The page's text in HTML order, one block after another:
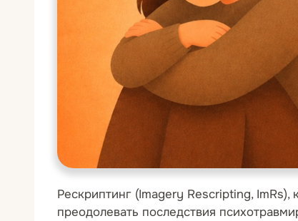
Рескриптинг (Imagery Rescripting,
преодолевать последствия